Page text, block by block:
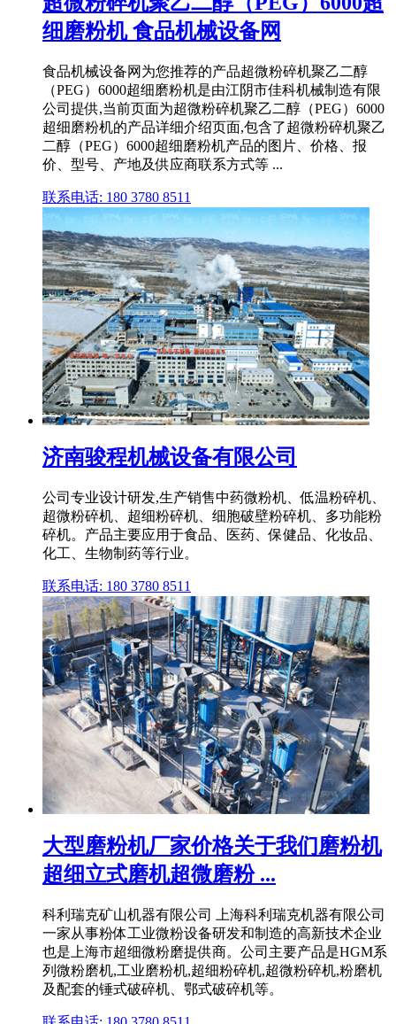
细磨粉机 食品机械设备网
食品机械设备网为您推荐的产品超微粉碎机聚乙二醇
（PEG）6000超细磨粉机是由江阴市佳科机械制造有限
公司提供,当前页面为超微粉碎机聚乙二醇（PEG）6000
超细磨粉机的产品详细介绍页面,包含了超微粉碎机聚乙
二醇（PEG）6000超细磨粉机产品的图片、价格、报
价、型号、产地及供应商联系方式等 ...
联系电话: 180 3780 8511
济南骏程机械设备有限公司
公司专业设计研发,生产销售中药微粉机、低温粉碎机、
超微粉碎机、超细粉碎机、细胞破壁粉碎机、多功能粉
碎机。产品主要应用于食品、医药、保健品、化妆品、
化工、生物制药等行业。
联系电话: 180 3780 8511
大型磨粉机厂家价格关于我们磨粉机
超细立式磨机超微磨粉 ...
科利瑞克矿山机器有限公司 上海科利瑞克机器有限公司
一家从事粉体工业微粉设备研发和制造的高新技术企业
也是上海市超细微粉磨提供商。公司主要产品是HGM系
列微粉磨机,工业磨粉机,超细粉碎机,超微粉碎机,粉磨机
及配套的锤式破碎机、鄂式破碎机等。